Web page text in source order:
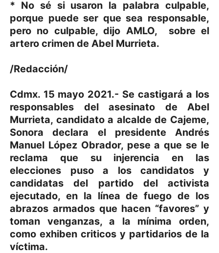
* No sé si usaron la palabra culpable,
porque puede ser que sea responsable,
pero no culpable, dijo AMLO, sobre el
artero crimen de Abel Murrieta.
/Redacción/
Cdmx. 15 mayo 2021.- Se castigará a los
responsables del asesinato de Abel
Murrieta, candidato a alcalde de Cajeme,
Sonora declara el presidente Andrés
Manuel López Obrador, pese a que se le
reclama que su injerencia en las
elecciones puso a los candidatos y
candidatas del partido del activista
ejecutado, en la línea de fuego de los
abrazos armados que hacen “favores” y
toman venganzas, a la mínima orden,
como exhiben criticos y partidarios de la
víctima.